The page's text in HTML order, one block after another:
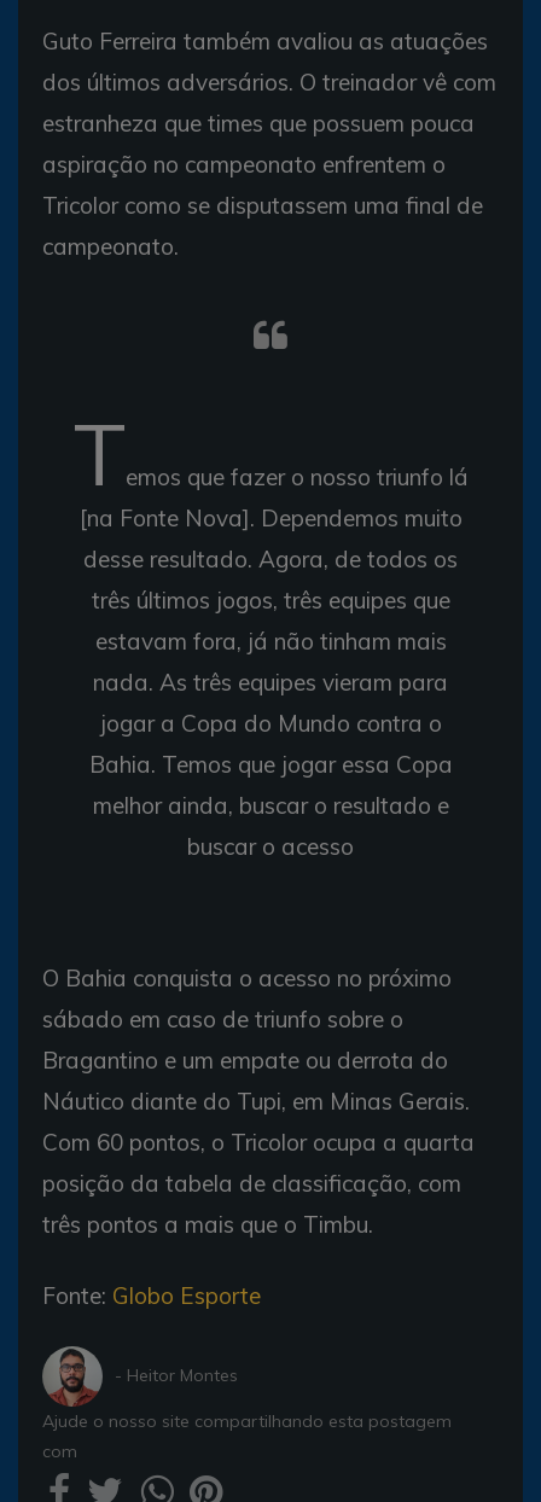
Guto Ferreira também avaliou as atuações
dos últimos adversários. O treinador vê com
estranheza que times que possuem pouca
aspiração no campeonato enfrentem o
Tricolor como se disputassem uma final de
campeonato.
Temos que fazer o nosso triunfo lá
[na Fonte Nova]. Dependemos muito
desse resultado. Agora, de todos os
três últimos jogos, três equipes que
estavam fora, já não tinham mais
nada. As três equipes vieram para
jogar a Copa do Mundo contra o
Bahia. Temos que jogar essa Copa
melhor ainda, buscar o resultado e
buscar o acesso
O Bahia conquista o acesso no próximo
sábado em caso de triunfo sobre o
Bragantino e um empate ou derrota do
Náutico diante do Tupi, em Minas Gerais.
Com 60 pontos, o Tricolor ocupa a quarta
posição da tabela de classificação, com
três pontos a mais que o Timbu.
Fonte: Globo Esporte
- Heitor Montes
Ajude o nosso site compartilhando esta postagem
com